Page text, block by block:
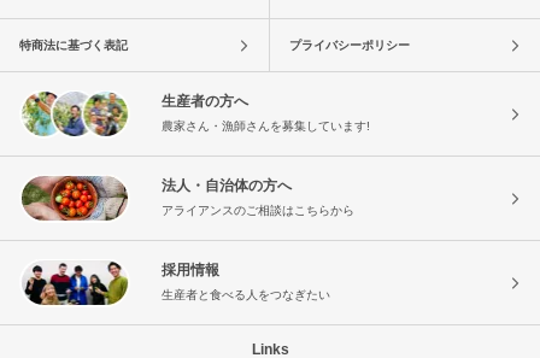
特商法に基づく表記 プライバシーポリシー
生産者の方へ
農家さん・漁師さんを募集しています!
法人・自治体の方へ
アライアンスのご相談はこちらから
採用情報
生産者と食べる人をつなぎたい
Links